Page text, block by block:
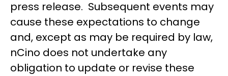
press release. Subsequent events may
cause these expectations to change
and, except as may be required by law,
nCino does not undertake any
obligation to update or revise these